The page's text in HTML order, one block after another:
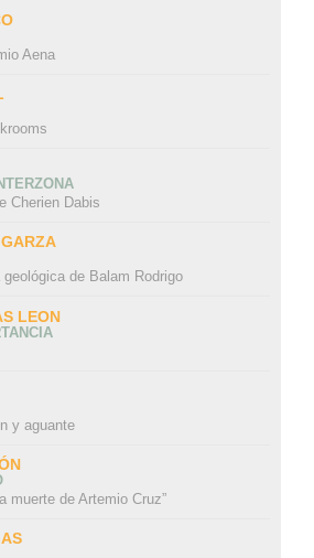
Aena
Cherien Dabis
de Balam Rodrigo
LEON
y aguante
muerte de Artemio Cruz”